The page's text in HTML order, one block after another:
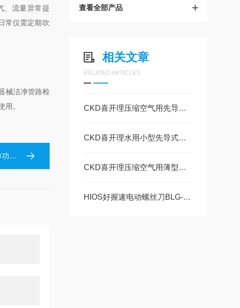
查看全部产品
相关文章
RELATED ARTICLES
CKD喜开理压缩空气用先导式2通电磁阀 EXA・GEXA的特点
CKD喜开理水用小型先导式电磁阀FWD的功能
CKD喜开理压缩空气用薄型先导式 2通电磁阀SP的特点
HIOS好握速电动螺丝刀BLG-4000ZERO1的特点
、流量异常提
常仅需定期吹
械洁净管路检
。
扳